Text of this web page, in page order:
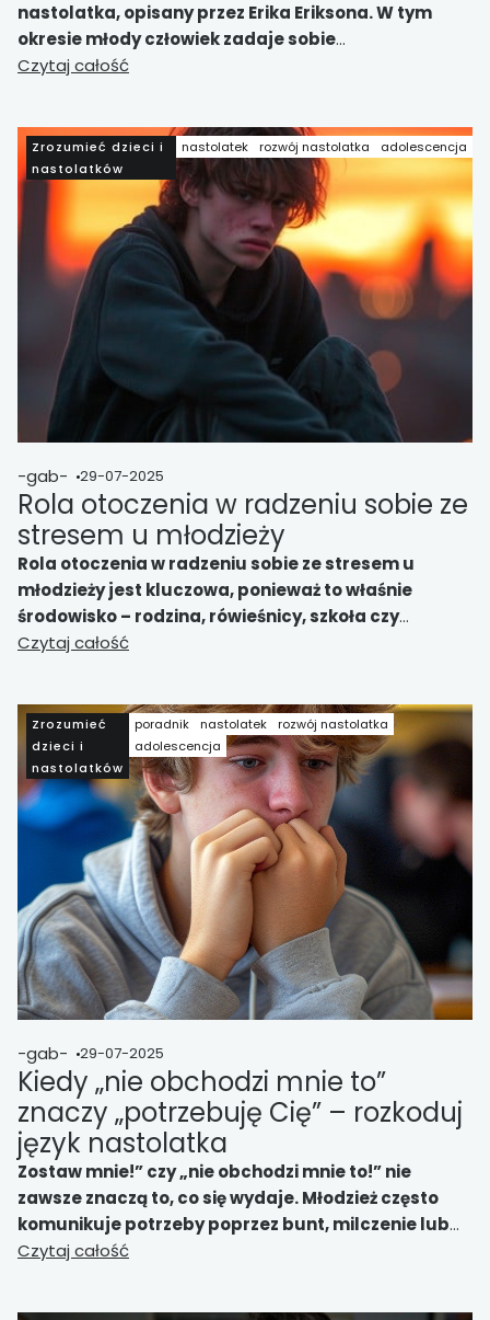
nastolatka, opisany przez Erika Eriksona. W tym
okresie młody człowiek zadaje sobie
fundamentalne pytania: „Kim jestem?” i „Dokąd
życia.
Czytaj całość
Zrozumieć dzieci i
nastolatków
nastolatek rozwój nastolatka adolescencja
-gab- 29-07-2025
Rola otoczenia w radzeniu sobie ze
stresem u młodzieży
Rola otoczenia w radzeniu sobie ze stresem u
młodzieży jest kluczowa, ponieważ to właśnie
środowisko – rodzina, rówieśnicy, szkoła czy
społeczność lokalna – pełni funkcję bufora lub
poczucie bezpieczeństwa w otoczeniu społecznym
sprzyjają rozwojowi zdrowych strategii radzenia
sobie. Z kolei brak wsparcia, presja społeczna czy
konflikty rodzinne mogą nasilać objawy lęku,
depresji i wycofania. Otoczenie może więc znacząco
wpływać na odporność psychiczną młodego
człowieka w obliczu stresorów rozwojowych.
Czytaj całość
Zrozumieć
dzieci i
nastolatków
poradnik nastolatek
rozwój nastolatka
adolescencja
-gab- 29-07-2025
Kiedy „nie obchodzi mnie to”
znaczy „potrzebuję Cię” – rozkoduj
język nastolatka
Zostaw mnie!” czy „nie obchodzi mnie to!” nie
zawsze znaczą to, co się wydaje. Młodzież często
komunikuje potrzeby poprzez bunt, milczenie lub
złość. Naucz się rozkodowywać emocjonalny język
Czytaj całość